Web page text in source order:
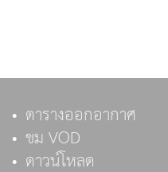
ตารางออกอากาศ
ชม VOD
ดาวน์โหลด